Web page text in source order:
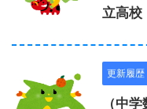
立高
更新履歴
（中